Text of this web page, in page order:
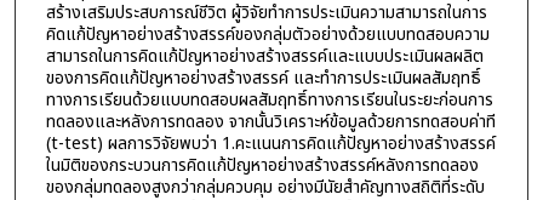
สร้างเสริมประสบการณ์ชีวิต ผู้วิจัยทำการประเมินความสามารถในการ
คิดแก้ปัญหาอย่างสร้างสรรค์ของกลุ่มตัวอย่างด้วยแบบทดสอบความ
สามารถในการคิดแก้ปัญหาอย่างสร้างสรรค์และแบบประเมินผลผลิต
ของการคิดแก้ปัญหาอย่างสร้างสรรค์ และทำการประเมินผลสัมฤทธิ์
ทางการเรียนด้วยแบบทดสอบผลสัมฤทธิ์ทางการเรียนในระยะก่อนการ
ทดลองและหลังการทดลอง จากนั้นวิเคราะห์ข้อมูลด้วยการทดสอบค่าที
(t-test) ผลการวิจัยพบว่า 1.คะแนนการคิดแก้ปัญหาอย่างสร้างสรรค์
ในมิติของกระบวนการคิดแก้ปัญหาอย่างสร้างสรรค์หลังการทดลอง
ของกลุ่มทดลองสูงกว่ากลุ่มควบคุม อย่างมีนัยสำคัญทางสถิติที่ระดับ